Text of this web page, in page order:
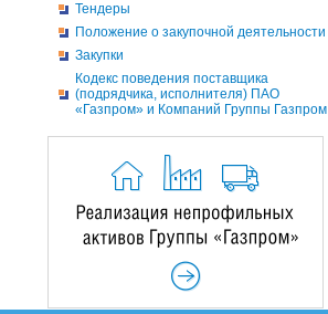
Тендеры
Положение о закупочной деятельности
Закупки
Кодекс поведения поставщика
(подрядчика, исполнителя) ПАО
«Газпром» и Компаний Группы Газпром